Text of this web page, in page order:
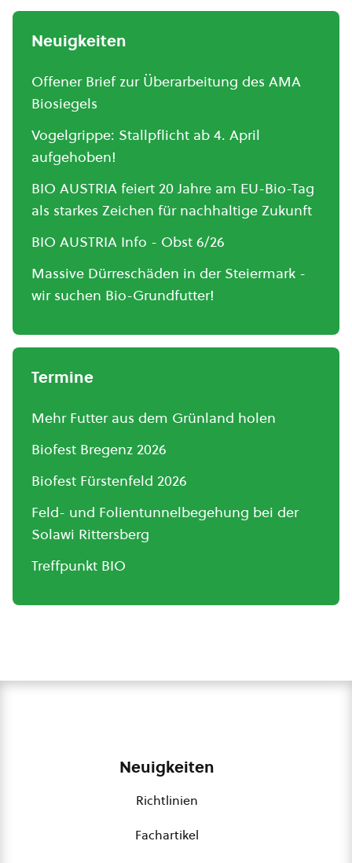
Neuigkeiten
Offener Brief zur Überarbeitung des AMA
Biosiegels
Vogelgrippe: Stallpflicht ab 4. April
aufgehoben!
BIO AUSTRIA feiert 20 Jahre am EU-Bio-Tag
als starkes Zeichen für nachhaltige Zukunft
BIO AUSTRIA Info - Obst 6/26
Massive Dürreschäden in der Steiermark -
wir suchen Bio-Grundfutter!
Termine
Mehr Futter aus dem Grünland holen
Biofest Bregenz 2026
Biofest Fürstenfeld 2026
Feld- und Folientunnelbegehung bei der
Solawi Rittersberg
Treffpunkt BIO
Neuigkeiten
Richtlinien
Fachartikel